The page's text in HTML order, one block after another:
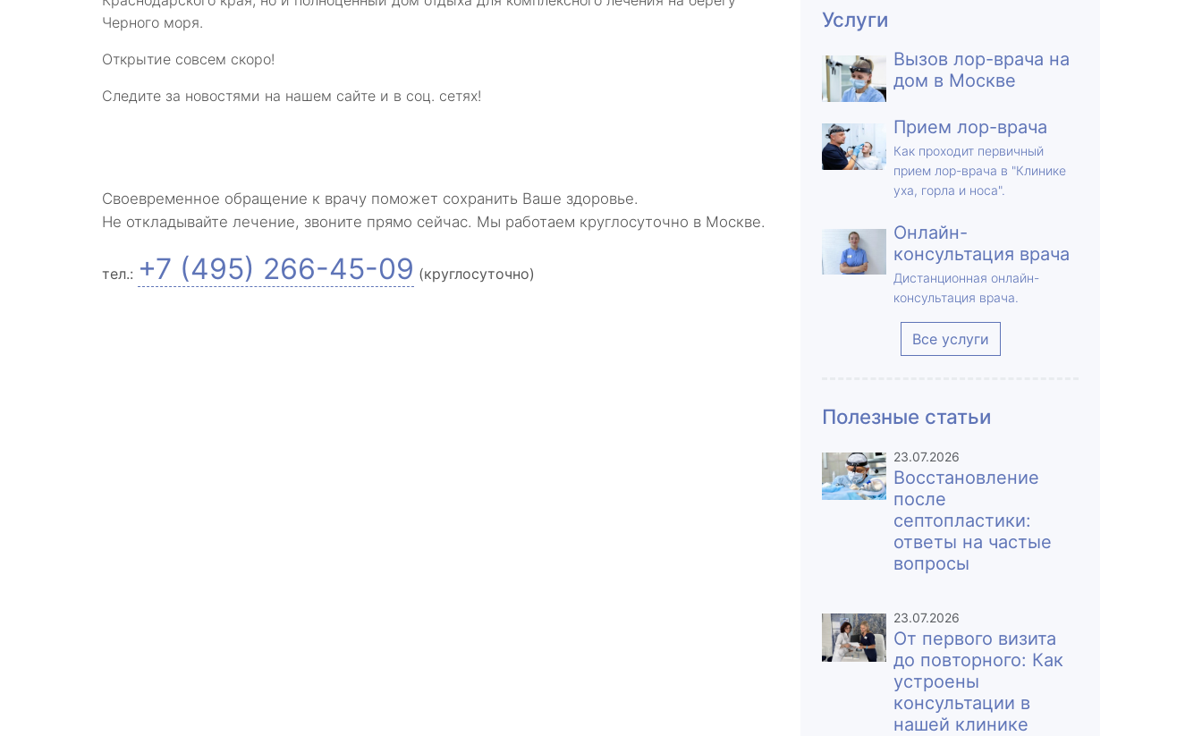
Черного моря.
Открытие совсем скоро!
Следите за новостями на нашем сайте и в соц. сетях!
Своевременное обращение к врачу поможет сохранить Ваше здоровье.
Не откладывайте лечение, звоните прямо сейчас. Мы работаем круглосуточно в Москве.
тел.: +7 (495) 266-45-09 (круглосуточно)
Услуги
Вызов лор-врача на
дом в Москве
Прием лор-врача
Как проходит первичный
прием лор-врача в "Клинике
уха, горла и носа".
Онлайн-
консультация врача
Дистанционная онлайн-
консультация врача.
Все услуги
Полезные статьи
23.07.2026
Восстановление
после
септопластики:
ответы на частые
вопросы
23.07.2026
От первого визита
до повторного: Как
устроены
консультации в
нашей клинике